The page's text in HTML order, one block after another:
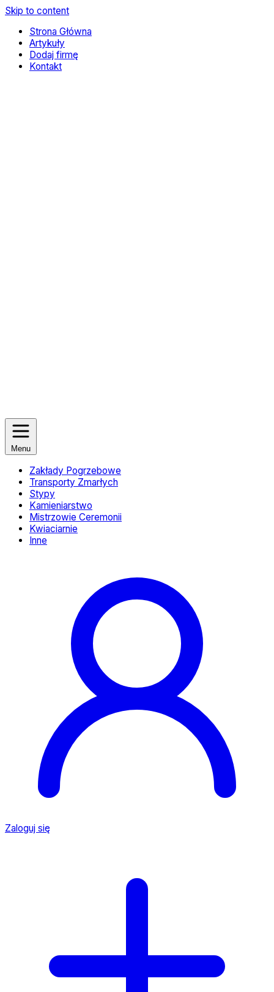
Skip to content
Strona Główna
Artykuły
Dodaj firmę
Kontakt
Menu
Zakłady Pogrzebowe
Transporty Zmarłych
Stypy
Kamieniarstwo
Mistrzowie Ceremonii
Kwiaciarnie
Inne
Zaloguj się